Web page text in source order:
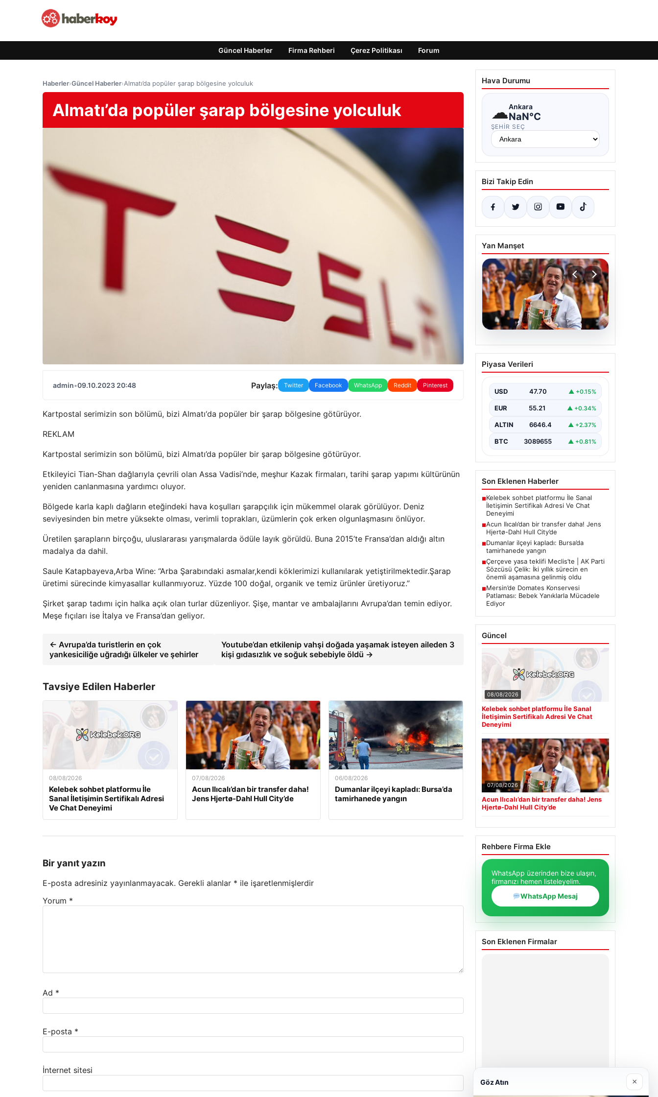
Güncel Haberler Firma Rehberi Çerez Politikası Forum
Haberler›Güncel Haberler›Almatı’da popüler şarap bölgesine yolculuk
Almatı’da popüler şarap bölgesine yolculuk
admin•09.10.2023 20:48 Paylaş: Twitter Facebook WhatsApp Reddit Pinterest
Kartpostal serimizin son bölümü, bizi Almatı‘da popüler bir şarap bölgesine götürüyor.
REKLAM
Kartpostal serimizin son bölümü, bizi Almatı’da popüler bir şarap bölgesine götürüyor.
Etkileyici Tian-Shan dağlarıyla çevrili olan Assa Vadisi’nde, meşhur Kazak firmaları, tarihi şarap yapımı kültürünün
yeniden canlanmasına yardımcı oluyor.
Bölgede karla kaplı dağların eteğindeki hava koşulları şarapçılık için mükemmel olarak görülüyor. Deniz
seviyesinden bin metre yüksekte olması, verimli toprakları, üzümlerin çok erken olgunlaşmasını önlüyor.
Üretilen şarapların birçoğu, uluslararası yarışmalarda ödüle layık görüldü. Buna 2015’te Fransa’dan aldığı altın
madalya da dahil.
Saule Katapbayeva,Arba Wine: “Arba Şarabındaki asmalar,kendi köklerimizi kullanılarak yetiştirilmektedir.Şarap
üretimi sürecinde kimyasallar kullanmıyoruz. Yüzde 100 doğal, organik ve temiz ürünler üretiyoruz.”
Şirket şarap tadımı için halka açık olan turlar düzenliyor. Şişe, mantar ve ambalajlarını Avrupa’dan temin ediyor.
Meşe fıçıları ise İtalya ve Fransa’dan geliyor.
← Avrupa’da turistlerin en çok
yankesiciliğe uğradığı ülkeler ve şehirler
Youtube’dan etkilenip vahşi doğada yaşamak isteyen aileden 3
kişi gıdasızlık ve soğuk sebebiyle öldü →
Tavsiye Edilen Haberler
08/08/2026
Kelebek sohbet platformu İle
Sanal İletişimin Sertifikalı Adresi
Ve Chat Deneyimi
07/08/2026
Acun Ilıcalı’dan bir transfer daha!
Jens Hjertø-Dahl Hull City’de
06/08/2026
Dumanlar ilçeyi kapladı: Bursa’da
tamirhanede yangın
Bir yanıt yazın
E-posta adresiniz yayınlanmayacak. Gerekli alanlar * ile işaretlenmişlerdir
Yorum *
Ad *
E-posta *
İnternet sitesi
Hava Durumu
☁Ankara
NaN°C
ŞEHIR SEÇ
Bizi Takip Edin
Yan Manşet
07.08.2026
Acun Ilıcalı’dan bir
transfer daha! Jens
Piyasa Verileri
USD 47.70 ▲ +0.15%
EUR 55.21 ▲ +0.34%
ALTIN 6646.4 ▲ +2.37%
BTC 3089655 ▲ +0.81%
Son Eklenen Haberler
■Kelebek sohbet platformu İle Sanal
İletişimin Sertifikalı Adresi Ve Chat
Deneyimi
■Acun Ilıcalı’dan bir transfer daha! Jens
Hjertø-Dahl Hull City’de
■Dumanlar ilçeyi kapladı: Bursa’da
tamirhanede yangın
■Çerçeve yasa teklifi Meclis’te | AK Parti
Sözcüsü Çelik: İki yıllık sürecin en
önemli aşamasına gelinmiş oldu
■Mersin’de Domates Konservesi
Patlaması: Bebek Yanıklarla Mücadele
Ediyor
Güncel
08/08/2026
Kelebek sohbet platformu İle Sanal
İletişimin Sertifikalı Adresi Ve Chat
Deneyimi
07/08/2026
Acun Ilıcalı’dan bir transfer daha! Jens
Hjertø-Dahl Hull City’de
Rehbere Firma Ekle
WhatsApp üzerinden bize ulaşın,
firmanızı hemen listeleyelim.
WhatsApp Mesaj
Son Eklenen Firmalar
Göz Atın ×